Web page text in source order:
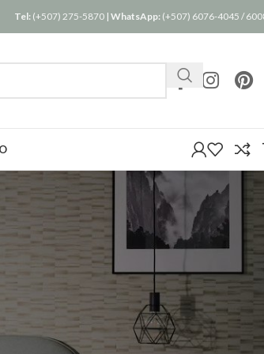
Tel: (+507) 275-5870 | WhatsApp: (+507) 6076-4045 /